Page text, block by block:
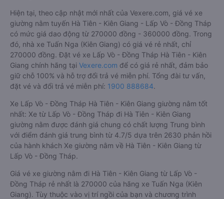
Hiện tại, theo cập nhật mới nhất của Vexere.com, giá vé xe
giường nằm tuyến Hà Tiên - Kiên Giang - Lấp Vò - Đồng Tháp
có mức giá dao động từ 270000 đồng - 360000 đồng. Trong
đó, nhà xe Tuấn Nga (Kiên Giang) có giá vé rẻ nhất, chỉ
270000 đồng. Đặt vé xe Lấp Vò - Đồng Tháp Hà Tiên - Kiên
Giang chính hãng tại Vexere.com để có giá rẻ nhất, đảm bảo
giữ chỗ 100% và hỗ trợ đổi trả vé miễn phí. Tổng đài tư vấn,
đặt vé và đổi trả vé miễn phí: 1900 888684.
Xe Lấp Vò - Đồng Tháp Hà Tiên - Kiên Giang giường nằm tốt
nhất: Xe từ Lấp Vò - Đồng Tháp đi Hà Tiên - Kiên Giang
giường nằm được đánh giá chung có chất lượng Trung bình
với điểm đánh giá trung bình từ 4.7/5 dựa trên 2630 phản hồi
của hành khách Xe giường nằm về Hà Tiên - Kiên Giang từ
Lấp Vò - Đồng Tháp.
Giá vé xe giường nằm đi Hà Tiên - Kiên Giang từ Lấp Vò -
Đồng Tháp rẻ nhất là 270000 của hãng xe Tuấn Nga (Kiên
Giang). Tùy thuộc vào vị trí ngồi của bạn và chương trình